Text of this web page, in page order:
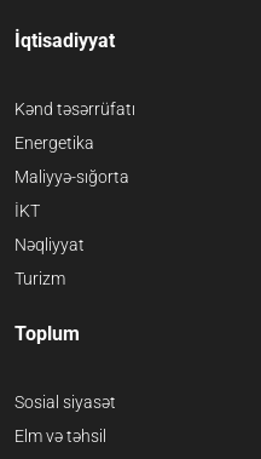
İqtisadiyyat
Kənd təsərrüfatı
Energetika
Maliyyə-sığorta
İKT
Nəqliyyat
Turizm
Toplum
Sosial siyasət
Elm və təhsil